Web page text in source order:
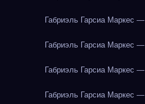
Габриэль Гарсиа Маркес
Габриэль Гарсиа Маркес
Габриэль Гарсиа Маркес
Габриэль Гарсиа Маркес